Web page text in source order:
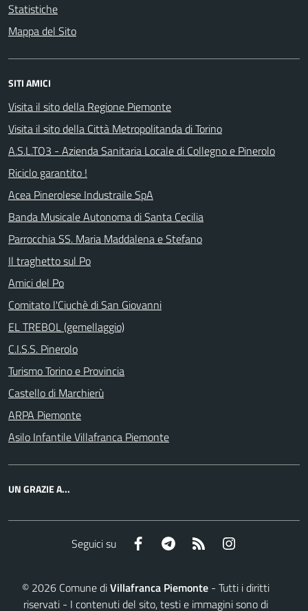
Statistiche
Mappa del Sito
SITI AMICI
Visita il sito della Regione Piemonte
Visita il sito della Città Metropolitanda di Torino
A.S.L.TO3 - Azienda Sanitaria Locale di Collegno e Pinerolo
Riciclo garantito !
Acea Pinerolese Industraile SpA
Banda Musicale Autonoma di Santa Cecilia
Parrocchia SS. Maria Maddalena e Stefano
Il traghetto sul Po
Amici del Po
Comitato l'Ciuchè di San Giovanni
EL TREBOL (gemellaggio)
C.I.S.S. Pinerolo
Turismo Torino e Provincia
Castello di Marchierù
ARPA Piemonte
Asilo Infantile Villafranca Piemonte
UN GRAZIE A...
Seguici su Facebook Telegram RSS
© 2026 Comune diVillafranca Piemonte - Tutti i diritti
riservati - I contenuti del sito, testi e immagini sono di